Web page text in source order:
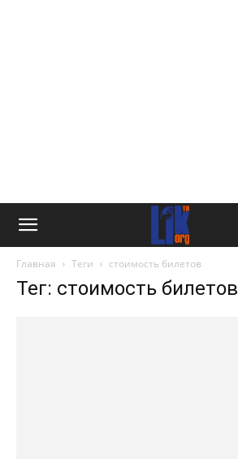
Главная Теги стоимость билетов
Тег: стоимость билетов